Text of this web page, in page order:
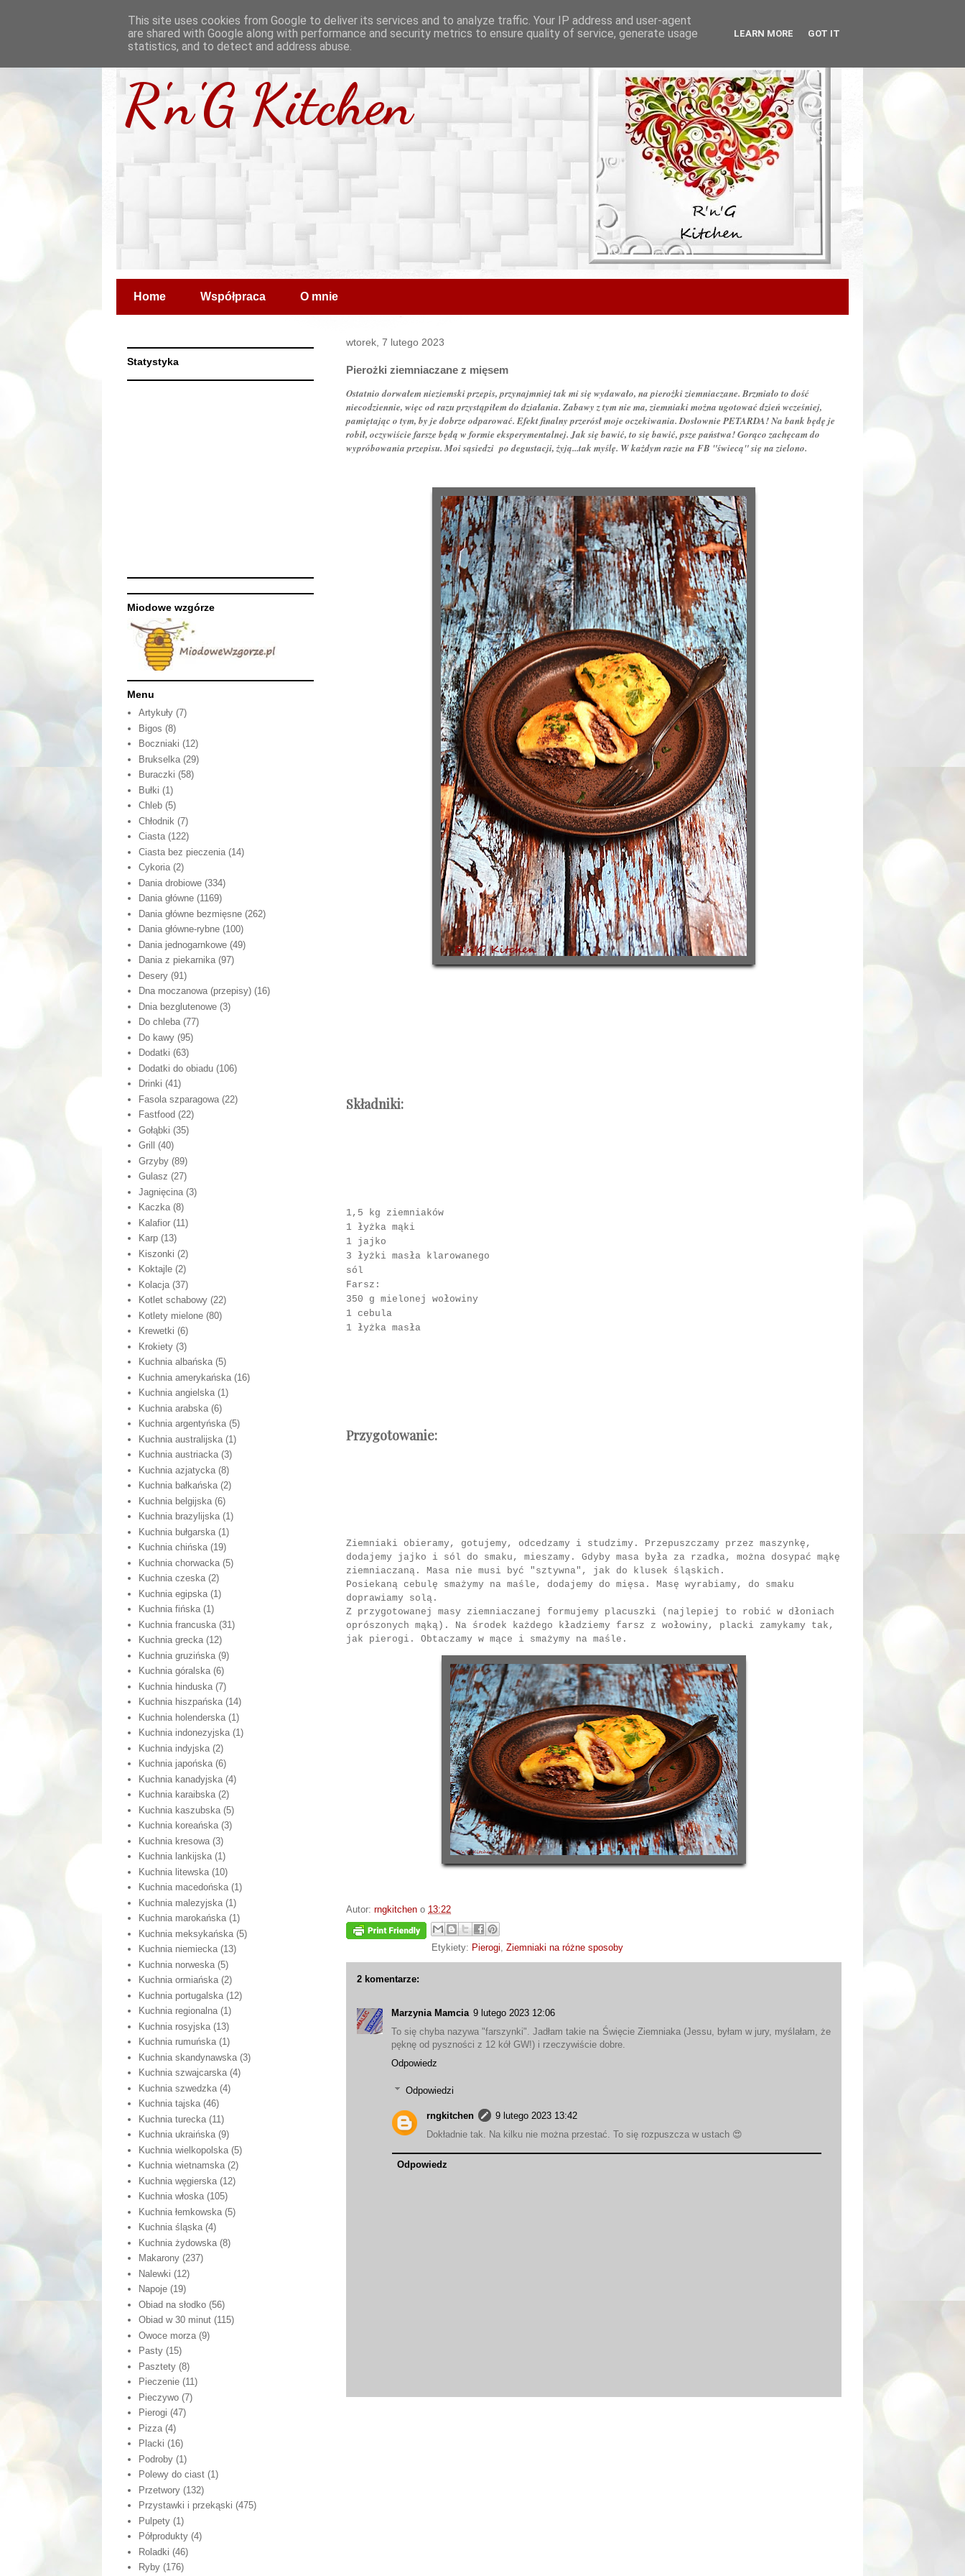
R'n'G Kitchen
Home Współpraca O mnie
wtorek, 7 lutego 2023
Pierożki ziemniaczane z mięsem
Ostatnio dorwałem nieziemski przepis, przynajmniej tak mi się wydawało, na pierożki ziemniaczane. Brzmiało to dość
niecodziennie, więc od razu przystąpiłem do działania. Zabawy z tym nie ma, ziemniaki można ugotować dzień wcześniej,
pamiętając o tym, by je dobrze odparować. Efekt finalny przerósł moje oczekiwania. Dosłownie PETARDA! Na bank będę je
robił, oczywiście farsze będą w formie eksperymentalnej. Jak się bawić, to się bawić, psze państwa! Gorąco zachęcam do
wypróbowania przepisu. Moi sąsiedzi po degustacji, żyją...tak myślę. W każdym razie na FB "świecą" się na zielono.
Składniki:
1,5 kg ziemniaków
1 łyżka mąki
1 jajko
3 łyżki masła klarowanego
sól
Farsz:
350 g mielonej wołowiny
1 cebula
1 łyżka masła
Przygotowanie:
Ziemniaki obieramy, gotujemy, odcedzamy i studzimy. Przepuszczamy przez maszynkę,
dodajemy jajko i sól do smaku, mieszamy. Gdyby masa była za rzadka, można dosypać mąkę
ziemniaczaną. Masa nie musi być "sztywna", jak do klusek śląskich.
Posiekaną cebulę smażymy na maśle, dodajemy do mięsa. Masę wyrabiamy, do smaku
doprawiamy solą.
Z przygotowanej masy ziemniaczanej formujemy placuszki (najlepiej to robić w dłoniach
oprószonych mąką). Na środek każdego kładziemy farsz z wołowiny, placki zamykamy tak,
jak pierogi. Obtaczamy w mące i smażymy na maśle.
Autor: rngkitchen o 13:22
Etykiety: Pierogi Ziemniaki na różne sposoby
2 komentarze:
Marzynia Mamcia 9 lutego 2023 12:06
To się chyba nazywa "farszynki". Jadłam takie na Święcie Ziemniaka (Jessu, byłam w jury, myślałam, że
pęknę od pyszności z 12 kół GW!) i rzeczywiście dobre.
Odpowiedz
Odpowiedzi
rngkitchen
9 lutego 2023 13:42
Dokładnie tak. Na kilku nie można przestać. To się rozpuszcza w ustach 😍
Odpowiedz
Statystyka
Miodowe wzgórze
Menu
Artykuły (7)
Bigos (8)
Boczniaki (12)
Brukselka (29)
Buraczki (58)
Bułki (1)
Chleb (5)
Chłodnik (7)
Ciasta (122)
Ciasta bez pieczenia (14)
Cykoria (2)
Dania drobiowe (334)
Dania główne (1169)
Dania główne bezmięsne (262)
Dania główne-rybne (100)
Dania jednogarnkowe (49)
Dania z piekarnika (97)
Desery (91)
Dna moczanowa (przepisy) (16)
Dnia bezglutenowe (3)
Do chleba (77)
Do kawy (95)
Dodatki (63)
Dodatki do obiadu (106)
Drinki (41)
Fasola szparagowa (22)
Fastfood (22)
Gołąbki (35)
Grill
(40)
Grzyby (89)
Gulasz (27)
Jagnięcina (3)
Kaczka (8)
Kalafior (11)
Karp (13)
Kiszonki (2)
Koktajle (2)
Kolacja (37)
Kotlet schabowy (22)
Kotlety mielone (80)
Krewetki (6)
Krokiety (3)
Kuchnia albańska (5)
Kuchnia amerykańska (16)
Kuchnia angielska (1)
Kuchnia arabska (6)
Kuchnia argentyńska (5)
Kuchnia australijska (1)
Kuchnia austriacka (3)
Kuchnia azjatycka (8)
Kuchnia bałkańska (2)
Kuchnia belgijska (6)
Kuchnia brazylijska (1)
Kuchnia bułgarska (1)
Kuchnia chińska (19)
Kuchnia chorwacka (5)
Kuchnia czeska (2)
Kuchnia egipska (1)
Kuchnia fińska (1)
Kuchnia francuska (31)
Kuchnia grecka (12)
Kuchnia gruzińska (9)
Kuchnia góralska (6)
Kuchnia hinduska (7)
Kuchnia hiszpańska (14)
Kuchnia holenderska (1)
Kuchnia indonezyjska (1)
Kuchnia indyjska (2)
Kuchnia japońska (6)
Kuchnia kanadyjska (4)
Kuchnia karaibska (2)
Kuchnia kaszubska (5)
Kuchnia koreańska (3)
Kuchnia kresowa (3)
Kuchnia lankijska (1)
Kuchnia litewska (10)
Kuchnia macedońska (1)
Kuchnia malezyjska (1)
Kuchnia marokańska (1)
Kuchnia meksykańska (5)
Kuchnia niemiecka (13)
Kuchnia norweska (5)
Kuchnia ormiańska (2)
Kuchnia portugalska (12)
Kuchnia regionalna (1)
Kuchnia rosyjska (13)
Kuchnia rumuńska (1)
Kuchnia skandynawska (3)
Kuchnia szwajcarska (4)
Kuchnia szwedzka (4)
Kuchnia tajska (46)
Kuchnia turecka (11)
Kuchnia ukraińska (9)
Kuchnia wielkopolska (5)
Kuchnia wietnamska (2)
Kuchnia węgierska (12)
Kuchnia włoska (105)
Kuchnia łemkowska (5)
Kuchnia śląska (4)
Kuchnia żydowska (8)
Makarony (237)
Nalewki (12)
Napoje (19)
Obiad na słodko (56)
Obiad w 30 minut (115)
Owoce morza (9)
Pasty (15)
Pasztety (8)
Pieczenie (11)
Pieczywo (7)
Pierogi (47)
Pizza (4)
Placki (16)
Podroby (1)
Polewy do ciast (1)
Przetwory (132)
Przystawki i przekąski (475)
Pulpety (1)
Półprodukty (4)
Roladki (46)
Ryby (176)
This site uses cookies from Google to deliver its services and to analyze traffic. Your IP address and user-agent
are shared with Google along with performance and security metrics to ensure quality of service, generate usage
statistics, and to detect and address abuse.
LEARN MORE GOT IT